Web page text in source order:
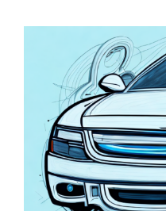
grösseres